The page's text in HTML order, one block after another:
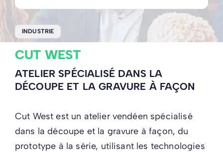
INDUSTRIE
CUT WEST
ATELIER SPÉCIALISÉ DANS LA
DÉCOUPE ET LA GRAVURE À FAÇON
Cut West est un atelier vendéen spécialisé
dans la découpe et la gravure à façon, du
prototype à la série, utilisant les technologies